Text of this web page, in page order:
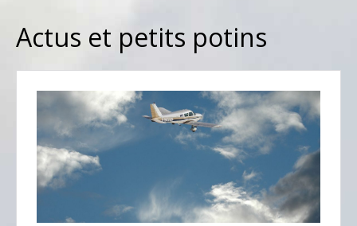
Actus et petits potins